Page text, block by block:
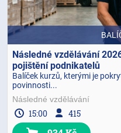
Následné vzdělávání
pojištění podnikatelů
Balíček kurzů, kterými je
povinnosti...
Následné vzdělávání
15:00 415